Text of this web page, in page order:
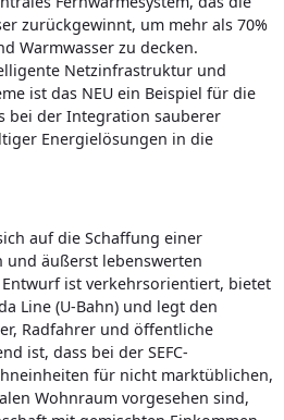
zurückgewinnt, um mehr als 70%
Warmwasser zu decken.
Netzinfrastruktur und
ist das NEU ein Beispiel für die
bei der Integration sauberer
Energielösungen in die
auf die Schaffung einer
äußerst lebenswerten
Entwurf ist verkehrsorientiert, bietet
Line (U-Bahn) und legt den
Radfahrer und öffentliche
ist, dass bei der SEFC-
für nicht marktüblichen,
Wohnraum vorgesehen sind,